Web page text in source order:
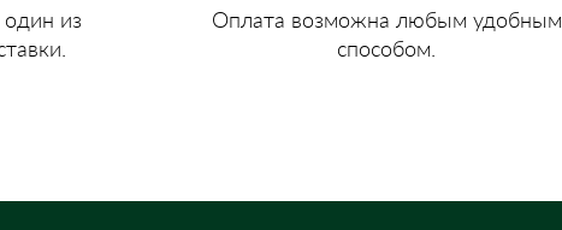
из
Оплата возможна любым удобным
способом.